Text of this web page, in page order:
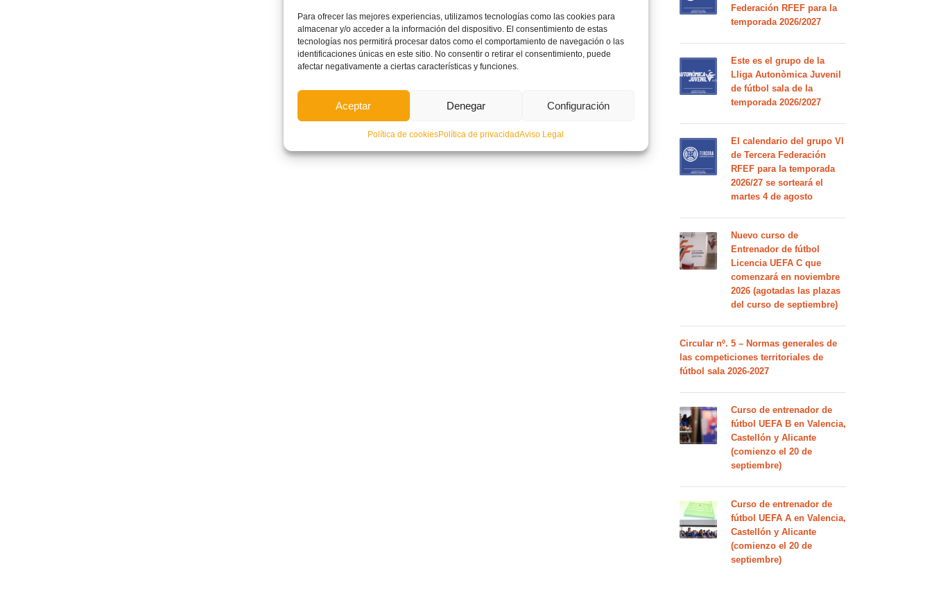
Para ofrecer las mejores experiencias, utilizamos tecnologías como las cookies para
almacenar y/o acceder a la información del dispositivo. El consentimiento de estas
tecnologías nos permitirá procesar datos como el comportamiento de navegación o las
identificaciones únicas en este sitio. No consentir o retirar el consentimiento, puede
afectar negativamente a ciertas características y funciones.
Aceptar Denegar Configuración
Política de cookiesPolítica de privacidadAviso Legal
Federación RFEF para la
temporada 2026/2027
Este es el grupo de la
Lliga Autonòmica Juvenil
de fútbol sala de la
temporada 2026/2027
El calendario del grupo VI
de Tercera Federación
RFEF para la temporada
2026/27 se sorteará el
martes 4 de agosto
Nuevo curso de
Entrenador de fútbol
Licencia UEFA C que
comenzará en noviembre
2026 (agotadas las plazas
del curso de septiembre)
Circular nº. 5 – Normas generales de
las competiciones territoriales de
fútbol sala 2026-2027
Curso de entrenador de
fútbol UEFA B en Valencia,
Castellón y Alicante
(comienzo el 20 de
septiembre)
Curso de entrenador de
fútbol UEFA A en Valencia,
Castellón y Alicante
(comienzo el 20 de
septiembre)